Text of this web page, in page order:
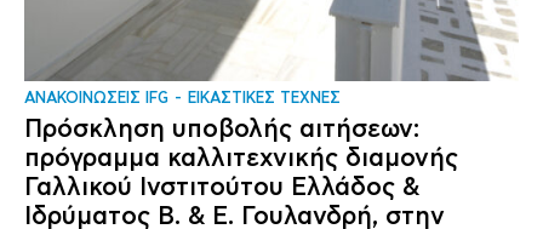
ΑΝΑΚΟΙΝΩΣΕΙΣ IFG ΕΙΚΑΣΤΙΚΕΣ ΤΕΧΝΕΣ
Πρόσκληση υποβολής αιτήσεων:
πρόγραμμα καλλιτεχνικής διαμονής
Γαλλικού Ινστιτούτου Ελλάδος &
Ιδρύματος Β. & Ε. Γουλανδρή, στην